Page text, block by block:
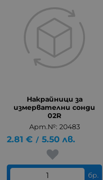
Накрайници за
измервателни сонди
02R
Арт.№: 20483
2.81 € / 5.50 лв.
бр.